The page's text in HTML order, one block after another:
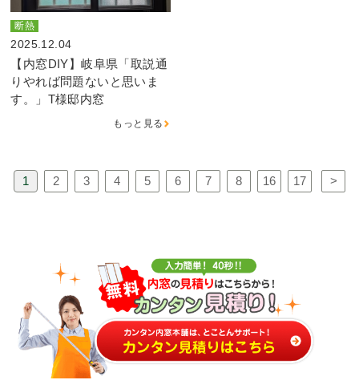
断熱
2025.12.04
【内窓DIY】岐阜県「取説通
りやれば問題ないと思いま
す。」T様邸内窓
もっと見る
1 2 3 4 5 6 7 8 16 17 >